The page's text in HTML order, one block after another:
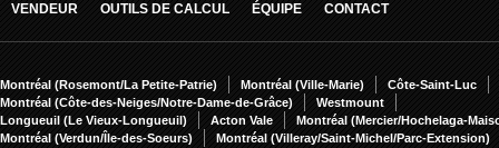
VENDEUR
OUTILS DE CALCUL ÉQUIPE CONTACT
Montréal (Rosemont/La Petite-Patrie) Montréal (Ville-Marie)
Côte-Saint-Luc
Montréal (Côte-des-Neiges/Notre-Dame-de-Grâce)
Westmount
Longueuil (Le Vieux-Longueuil)
Acton Vale
Montréal (Mercier/Hochelaga-
Montréal (Verdun/Île-des-Soeurs)
Montréal (Villeray/Saint-Michel/Parc-Extension)